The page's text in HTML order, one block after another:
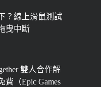
？線上滑鼠測試
曳中斷
雙人合作解
費（Epic Games